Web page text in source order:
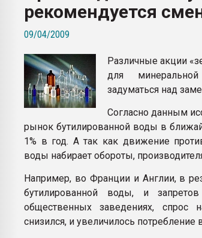
Всё, что касается выдува ПЭТ
бутылок
ПЕРЕЙТИ НА ФОРУМ
рекомендуется
09/04/2009
Различные акции
для
задуматься над
Согласно данным
рынок бутилированной воды в
1% в год. А так как движение
воды набирает обороты,
Например, во Франции и Англии, в
бутилированной воды, и
общественных заведениях,
снизился, и увеличилось